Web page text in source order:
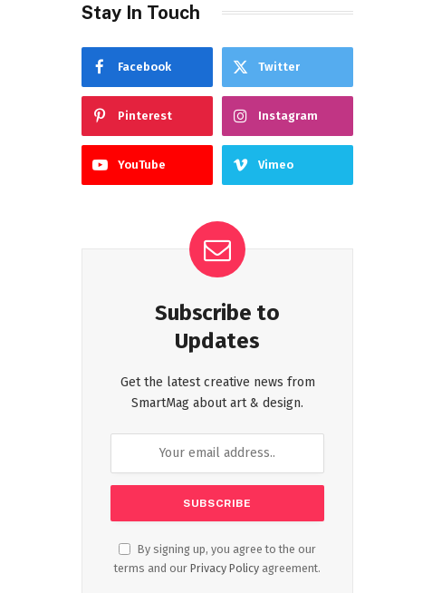
Stay In Touch
Facebook Twitter
Pinterest Instagram
YouTube Vimeo
Subscribe to
Updates
Get the latest creative news from
SmartMag about art & design.
By signing up, you agree to the our
terms and our Privacy Policy agreement.